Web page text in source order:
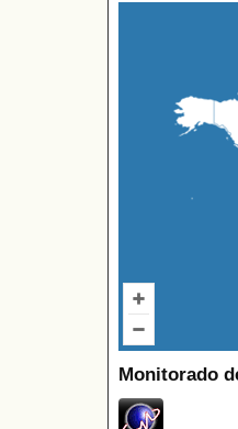
Monitorado